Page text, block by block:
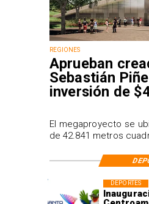
DEPORTES
REGIONES
Aprueban
Sebastián
inversión de
El megaproyecto se
de 42.841 metros